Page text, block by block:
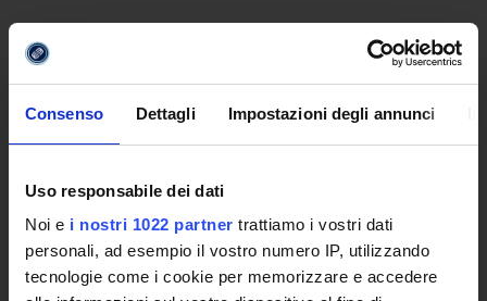
Consenso Dettagli Impostazioni degli annunci
Uso responsabile dei dati
Noi e i nostri 1022 partner trattiamo i vostri dati
personali, ad esempio il vostro numero IP, utilizzando
tecnologie come i cookie per memorizzare e accedere
Promoting institution
The reasons behind a new University
Establishing Decree
Statute and regulations
Transparency Policy and Quality Assuranceà
Ricerca